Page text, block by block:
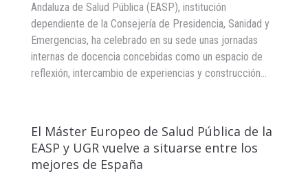
Andaluza de Salud Pública (EASP), institución
dependiente de la Consejería de Presidencia, Sanidad y
Emergencias, ha celebrado en su sede unas jornadas
internas de docencia concebidas como un espacio de
reflexión, intercambio de experiencias y construcción…
El Máster Europeo de Salud Pública de la
EASP y UGR vuelve a situarse entre los
mejores de España